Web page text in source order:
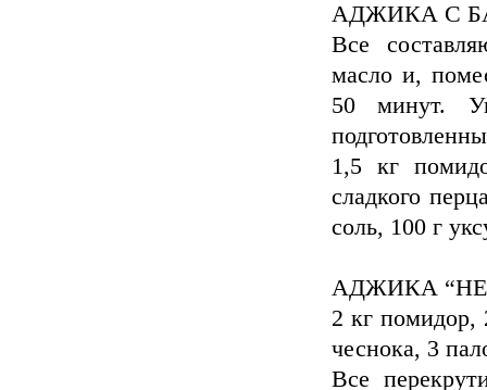
АДЖИКА С
Все
масло и,
50 минут.
1,5 кг
сладкого
соль, 100 г
АДЖИКА
2 кг помидоp,
чеснока, 3
Все